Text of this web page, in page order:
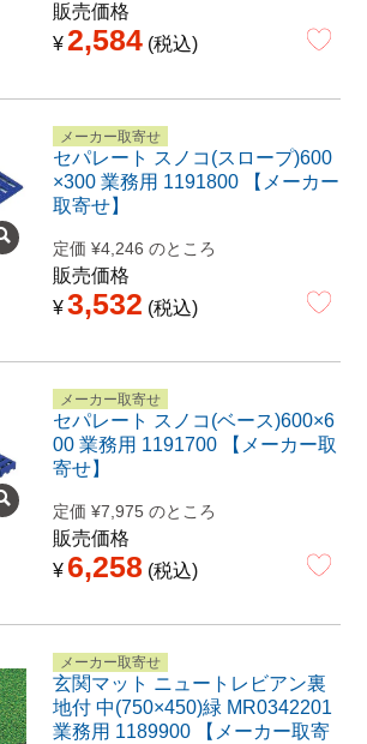
販売価格
¥2,584 税込
メーカー取寄せ
セパレート スノコ(スロープ)600
×300 業務用 1191800 【メーカー
取寄せ】
定価 ¥4,246 のところ
販売価格
¥3,532 税込
メーカー取寄せ
セパレート スノコ(ベース)600×6
00 業務用 1191700 【メーカー取
寄せ】
定価 ¥7,975 のところ
販売価格
¥ 6,258 税込
メーカー取寄せ
玄関マット ニュートレビアン裏
地付 中(750×450)緑 MR0342201
業務用 1189900 【メーカー取寄